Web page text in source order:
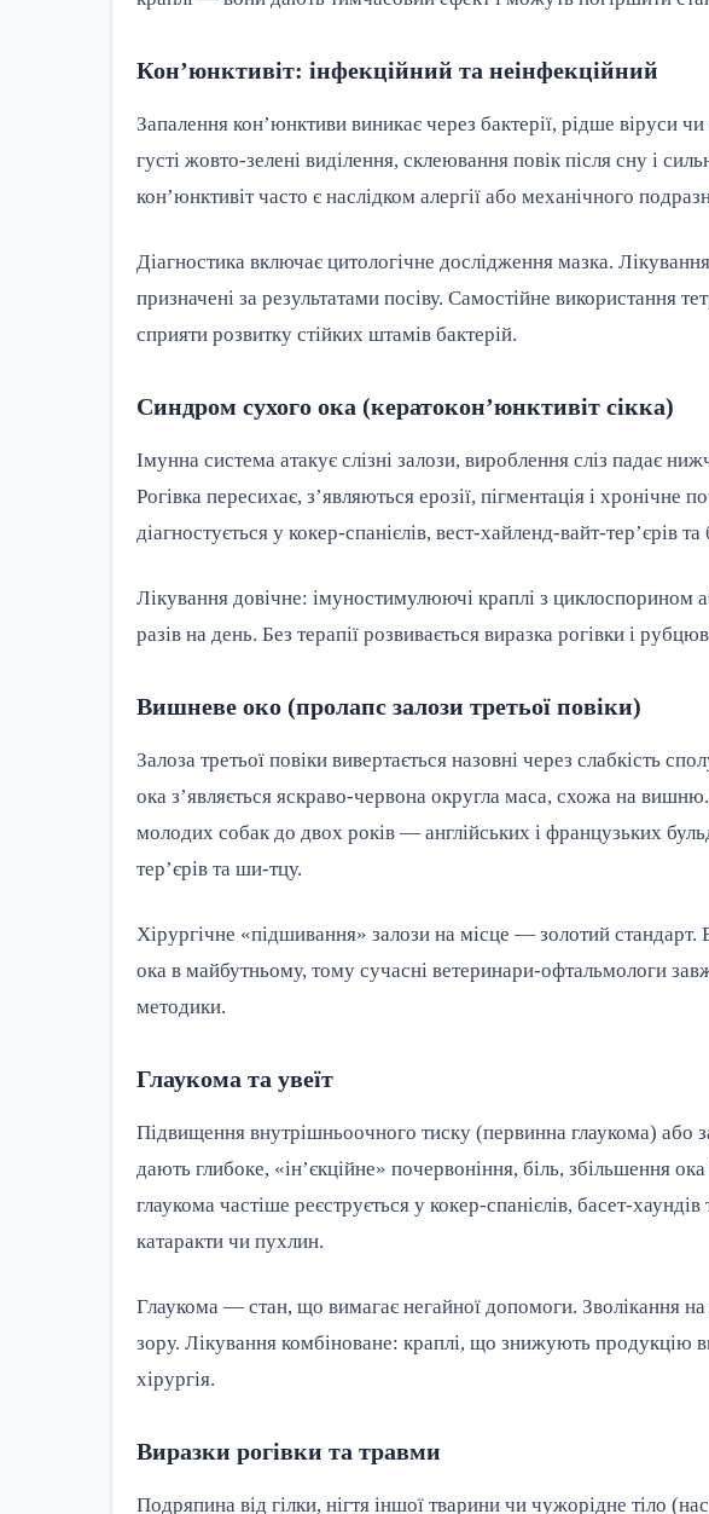
Кон’юнктивіт: інфекційний та неінфекційний
Запалення кон’юнктиви виникає через бактерії, рідше віруси чи
густі жовто-зелені виділення, склеювання повік після сну і
кон’юнктивіт часто є наслідком алергії або механічного
Діагностика включає цитологічне дослідження мазка.
призначені за результатами посіву. Самостійне використання
сприяти розвитку стійких штамів бактерій.
Синдром сухого ока (кератокон’юнктивіт сікка)
Імунна система атакує слізні залози, вироблення сліз падає
Рогівка пересихає, з’являються ерозії, пігментація і хронічне
діагностується у кокер-спанієлів, вест-хайленд-вайт-тер’єрів
Лікування довічне: імуностимулюючі краплі з циклоспорином
разів на день. Без терапії розвивається виразка рогівки і
Вишневе око (пролапс залози третьої повіки)
Залоза третьої повіки вивертається назовні через слабкість
ока з’являється яскраво-червона округла маса, схожа на
молодих собак до двох років — англійських і французьких
тер’єрів та ши-тцу.
Хірургічне «підшивання» залози на місце — золотий стандарт.
ока в майбутньому, тому сучасні ветеринари-офтальмологи
методики.
Глаукома та увеїт
Підвищення внутрішньоочного тиску (первинна глаукома) або
дають глибоке, «ін’єкційне» почервоніння, біль, збільшення
глаукома частіше реєструється у кокер-спанієлів, басет-
катаракти чи пухлин.
Глаукома — стан, що вимагає негайної допомоги. Зволікання
зору. Лікування комбіноване: краплі, що знижують продукцію
хірургія.
Виразки рогівки та травми
Подряпина від гілки, нігтя іншої тварини чи чужорідне тіло